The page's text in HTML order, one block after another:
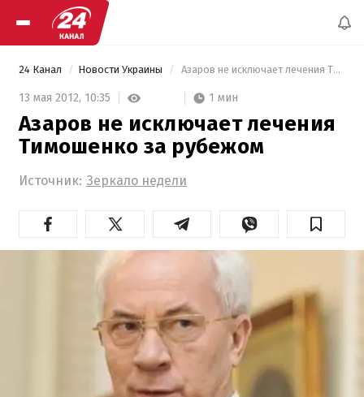
24 Канал Новости Украины Азаров не исключает лечения Тимошенко за рубежом
13 мая 2012, 10:35 1 мин
Азаров не исключает лечения
Тимошенко за рубежом
Источник: Зеркало недели